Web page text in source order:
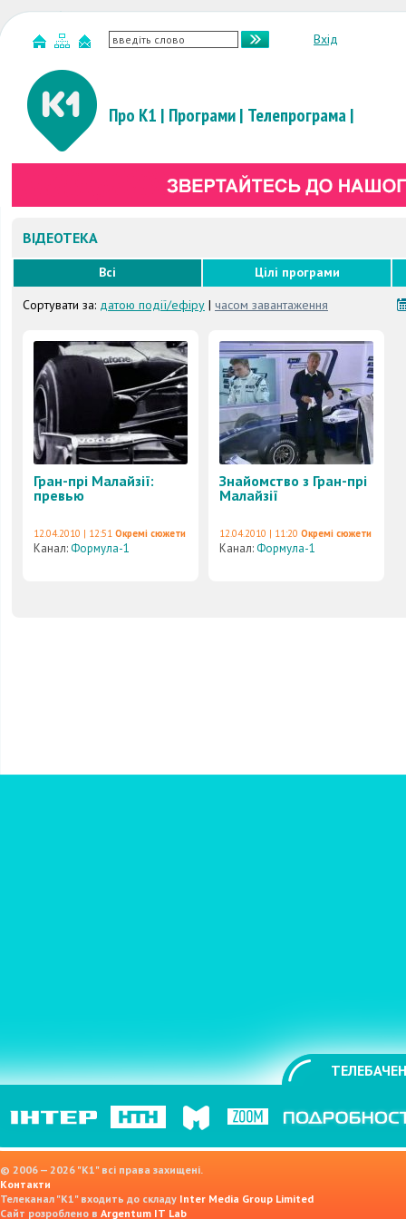
Вхід
Про К1 | Програми| Телепрограма|
ВІДЕОТЕКА
Всі
Цілі програми
Сортувати за: датою події/ефіру | часом завантаження
Гран-прі Малайзії:
превью
12.04.2010 | 12:51 Окремі сюжети
Канал:Формула-1
Знайомство з Гран-прі
Малайзії
12.04.2010 | 11:20 Окремі сюжети
Канал:Формула-1
© 2006 — 2026 "K1" всі права захищені.
Контакти
Телеканал "К1" входить до складу Inter Media Group Limited
Сайт розроблено в Argentum IT Lab